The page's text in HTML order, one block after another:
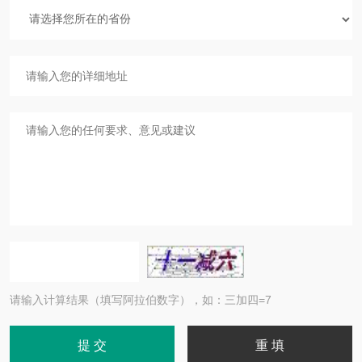
请输入计算结果（填写阿拉伯数字），如：三加四=7